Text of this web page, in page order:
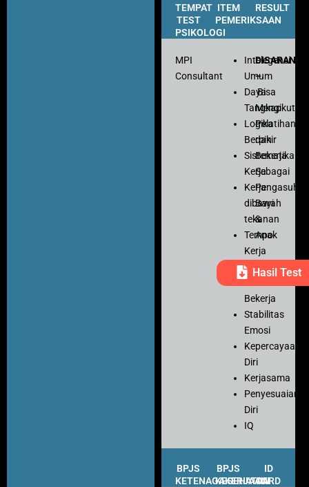
TEMPAT
TEST
PSIKOLOGI
ITEM
PEMERIKSAAN
RESULT
MPI
Consultant
Intelegensi
Umum
Daya
Tangkap
Logika
Berpikir
Sistematika
Kerja
Kerja
dibawah
tekanan
Tempo
Kerja
Ketelitian
Motivasi
Bekerja
Stabilitas
Emosi
Kepercayaan
Diri
Kerjasama
Penyesuaian
Diri
IQ
–
Bisa
Mengikuti
Pelatihan
dan
Bekerja
Sebagai
Pengasuh
Bayi
&
Anak
Hasil Test
BPJS
KETENAGAKERJAAN
BPJS
KESEHATAN
ID
CARD